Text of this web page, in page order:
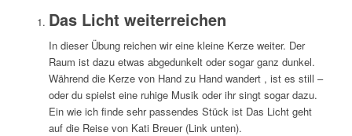
Das Licht weiterreichen
In dieser Übung reichen wir eine kleine Kerze weiter. Der
Raum ist dazu etwas abgedunkelt oder sogar ganz dunkel.
Während die Kerze von Hand zu Hand wandert , ist es still –
oder du spielst eine ruhige Musik oder ihr singt sogar dazu.
Ein wie ich finde sehr passendes Stück ist Das Licht geht
auf die Reise von Kati Breuer (Link unten).